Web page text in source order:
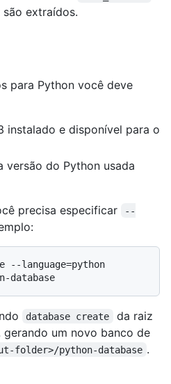
são extraídos.
para Python você deve
instalado e disponível para o
versão do Python usada
precisa especificar
--
--language=python
database create
da raiz
um novo banco de
folder>/python-database .